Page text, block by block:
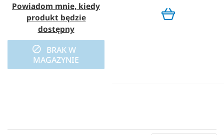
Powiadom mnie, kiedy
produkt będzie
dostępny
BRAK W
MAGAZYNIE